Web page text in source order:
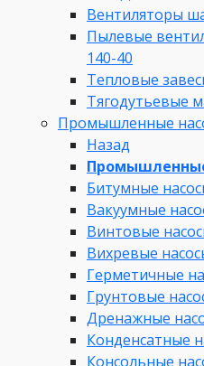
Вентиляторы
Пылевые
140-40
Тепловые
Тягодутьевые
Промышленные
Назад
Битумные
Вакуумные
Винтовые
Вихревые
Герметичные
Грунтовые
Дренажные
Конденсатные
Консольные